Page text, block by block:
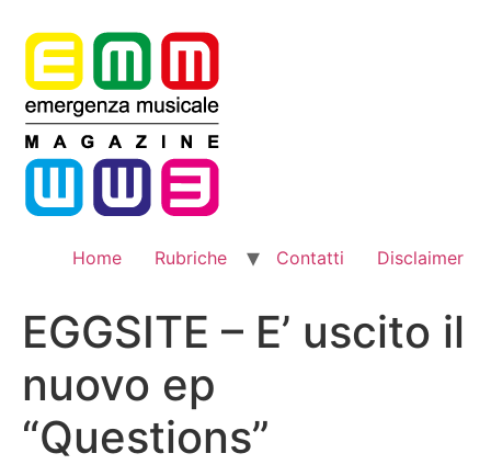
contenuto
Home Rubriche Contatti Disclaimer
EGGSITE – E’ uscito il
nuovo ep
“Questions”